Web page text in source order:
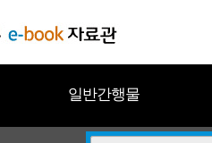
일반간행물